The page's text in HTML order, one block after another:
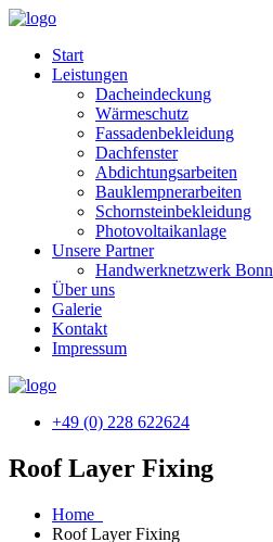
Start
Leistungen
Dacheindeckung
Wärmeschutz
Fassadenbekleidung
Dachfenster
Abdichtungsarbeiten
Bauklempnerarbeiten
Schornsteinbekleidung
Photovoltaikanlage
Unsere Partner
Handwerknetzwerk Bonn
Über uns
Galerie
Kontakt
Impressum
+49 (0) 228 622624
Roof Layer Fixing
Home
Roof Layer Fixing